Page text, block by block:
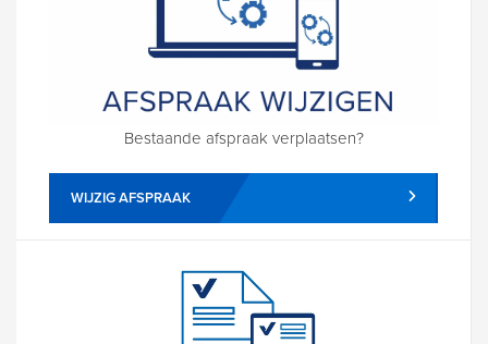
Bestaande afspraak verplaatsen?
WIJZIG AFSPRAAK